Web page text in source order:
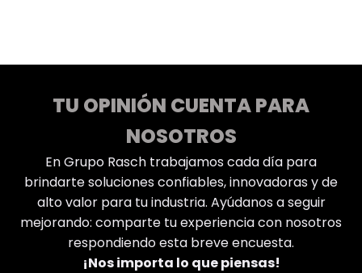
TU OPINIÓN CUENTA PARA
NOSOTROS
En Grupo Rasch trabajamos cada día para
brindarte soluciones confiables, innovadoras y de
alto valor para tu industria. Ayúdanos a seguir
mejorando: comparte tu experiencia con nosotros
respondiendo esta breve encuesta.
¡Nos importa lo que piensas!